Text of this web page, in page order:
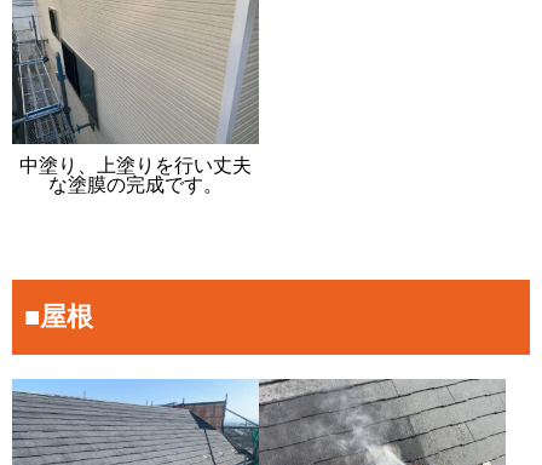
中塗り、上塗りを行い丈夫
な塗膜の完成です。
■屋根